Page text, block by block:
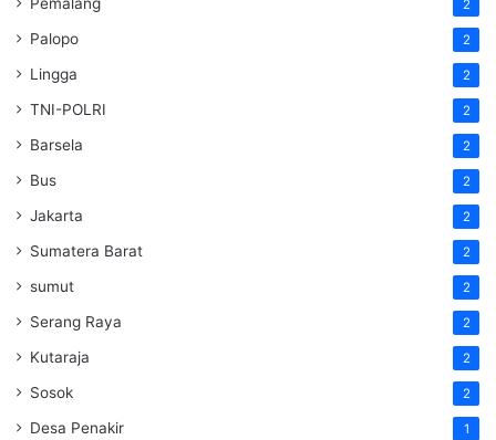
2
Palopo 2
Lingga 2
TNI-POLRI 2
Barsela 2
Bus 2
Jakarta 2
Sumatera Barat 2
sumut 2
Serang Raya 2
Kutaraja 2
Sosok 2
Desa Penakir 1